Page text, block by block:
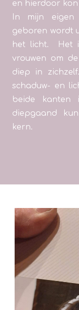
en hierdoor
In mijn
geboren wordt
het licht. Het
vrouwen om
diep in
schaduw- en
beide kanten
diepgaand
kern.